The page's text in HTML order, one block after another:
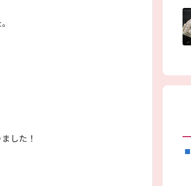
した！